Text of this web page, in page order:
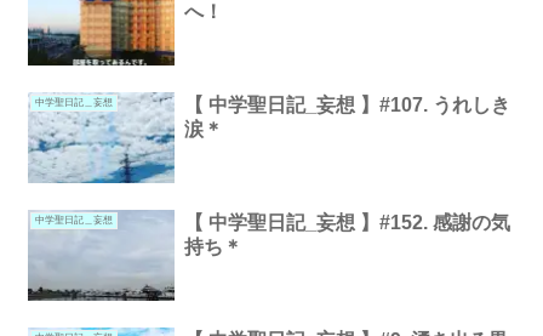
へ！
中学聖日記＿妄想
【 中学聖日記_妄想 】#107. うれしき
涙＊
中学聖日記＿妄想
【 中学聖日記_妄想 】#152. 感謝の気
持ち＊